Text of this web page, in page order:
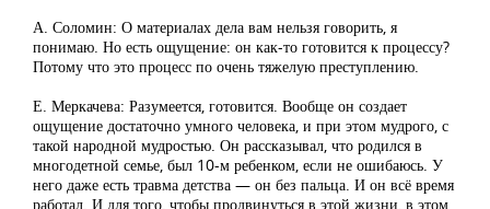
А. Соломин: О материалах дела вам нельзя говорить, я
понимаю. Но есть ощущение: он как-то готовится к процессу?
Потому что это процесс по очень тяжелую преступлению.
Е. Меркачева: Разумеется, готовится. Вообще он создает
ощущение достаточно умного человека, и при этом мудрого, с
такой народной мудростью. Он рассказывал, что родился в
многодетной семье, был 10-м ребенком, если не ошибаюсь. У
него даже есть травма детства — он без пальца. И он всё время
работал. И для того, чтобы продвинуться в этой жизни, в этом